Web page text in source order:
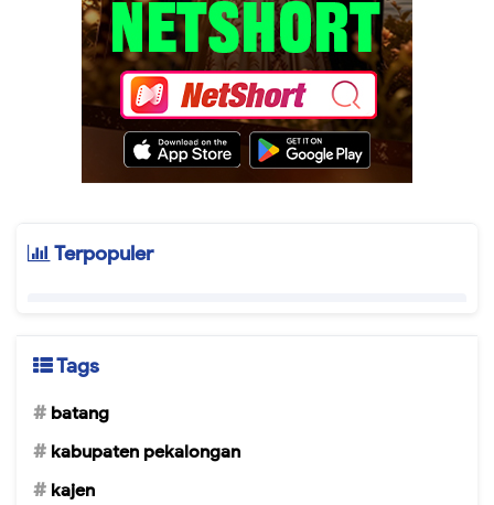
Terpopuler
Tags
batang
kabupaten pekalongan
kajen